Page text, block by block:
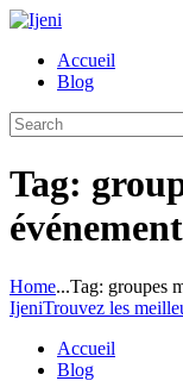
Accueil
Blog
Tag:
Home...Tag: groupes
IjeniTrouvez les
Accueil
Blog